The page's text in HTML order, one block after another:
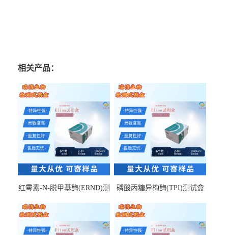
相关产品：
红霉素-N-脱甲基酶(ERND)测
磷酸丙糖异构酶(TPI)测试盒